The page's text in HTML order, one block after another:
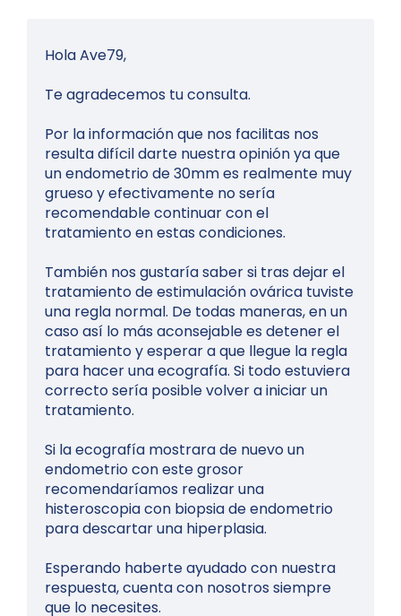
Hola Ave79,
Te agradecemos tu consulta.
Por la información que nos facilitas nos
resulta difícil darte nuestra opinión ya que
un endometrio de 30mm es realmente muy
grueso y efectivamente no sería
recomendable continuar con el
tratamiento en estas condiciones.
También nos gustaría saber si tras dejar el
tratamiento de estimulación ovárica tuviste
una regla normal. De todas maneras, en un
caso así lo más aconsejable es detener el
tratamiento y esperar a que llegue la regla
para hacer una ecografía. Si todo estuviera
correcto sería posible volver a iniciar un
tratamiento.
Si la ecografía mostrara de nuevo un
endometrio con este grosor
recomendaríamos realizar una
histeroscopia con biopsia de endometrio
para descartar una hiperplasia.
Esperando haberte ayudado con nuestra
respuesta, cuenta con nosotros siempre
que lo necesites.